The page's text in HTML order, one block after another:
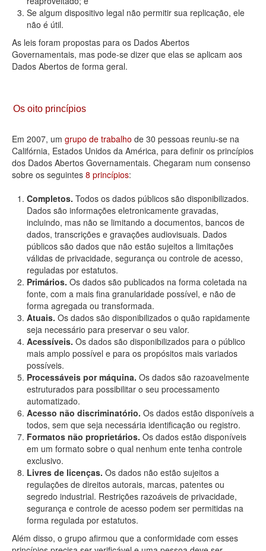
Se algum dispositivo legal não permitir sua replicação, ele
não é útil.
As leis foram propostas para os Dados Abertos
Governamentais, mas pode-se dizer que elas se aplicam aos
Dados Abertos de forma geral.
Os oito princípios
Em 2007, um grupo de trabalho de 30 pessoas reuniu-se na
Califórnia, Estados Unidos da América, para definir os princípios
dos Dados Abertos Governamentais. Chegaram num consenso
sobre os seguintes 8 princípios:
Completos. Todos os dados públicos são disponibilizados.
Dados são informações eletronicamente gravadas,
incluindo, mas não se limitando a documentos, bancos de
dados, transcrições e gravações audiovisuais. Dados
públicos são dados que não estão sujeitos a limitações
válidas de privacidade, segurança ou controle de acesso,
reguladas por estatutos.
Primários. Os dados são publicados na forma coletada na
fonte, com a mais fina granularidade possível, e não de
forma agregada ou transformada.
Atuais. Os dados são disponibilizados o quão rapidamente
seja necessário para preservar o seu valor.
Acessíveis. Os dados são disponibilizados para o público
mais amplo possível e para os propósitos mais variados
possíveis.
Processáveis por máquina. Os dados são razoavelmente
estruturados para possibilitar o seu processamento
automatizado.
Acesso não discriminatório. Os dados estão disponíveis a
todos, sem que seja necessária identificação ou registro.
Formatos não proprietários. Os dados estão disponíveis
em um formato sobre o qual nenhum ente tenha controle
exclusivo.
Livres de licenças. Os dados não estão sujeitos a
regulações de direitos autorais, marcas, patentes ou
segredo industrial. Restrições razoáveis de privacidade,
segurança e controle de acesso podem ser permitidas na
forma regulada por estatutos.
Além disso, o grupo afirmou que a conformidade com esses